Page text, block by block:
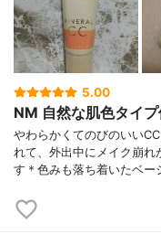
5.00
NM 自然な肌色タイプ
やわらかくてのびのいい
れて、外出中にメイク崩れ
す＊色みも落ち着いたベー